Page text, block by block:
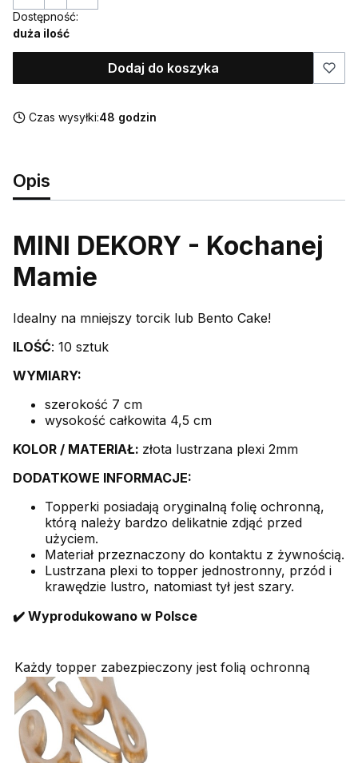
Dostępność:
duża ilość
Dodaj do koszyka
Czas wysyłki:48 godzin
Opis
MINI DEKORY - Kochanej
Mamie
Idealny na mniejszy torcik lub Bento Cake!
ILOŚĆ: 10 sztuk
WYMIARY:
szerokość 7 cm
wysokość całkowita 4,5 cm
KOLOR / MATERIAŁ: złota lustrzana plexi 2mm
DODATKOWE INFORMACJE:
Topperki posiadają oryginalną folię ochronną,
którą należy bardzo delikatnie zdjąć przed
użyciem.
Materiał przeznaczony do kontaktu z żywnością.
Lustrzana plexi to topper jednostronny, przód i
krawędzie lustro, natomiast tył jest szary.
✔️ Wyprodukowano w Polsce
Każdy topper zabezpieczony jest folią ochronną